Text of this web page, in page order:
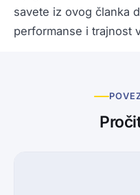
savete iz ovog članka
performanse i trajnost